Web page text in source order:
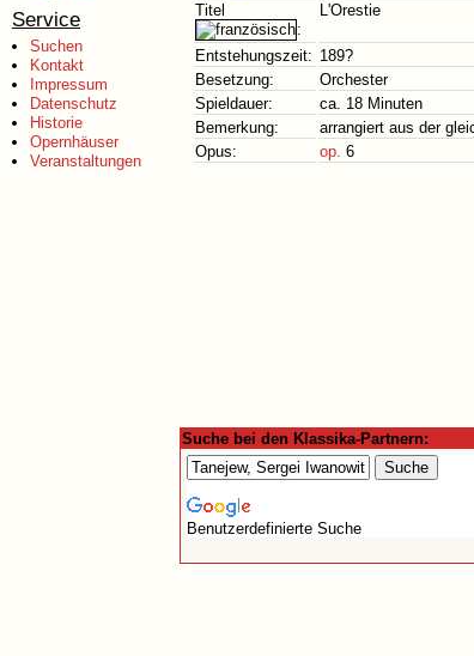
Service
Suchen
Kontakt
Impressum
Datenschutz
Historie
Opernhäuser
Veranstaltungen
Titel
:
L'Orestie
Entstehungszeit: 189?
Besetzung:
Orchester
Spieldauer:
ca. 18 Minuten
Bemerkung:
arrangiert aus der
Opus:
op. 6
Suche bei den Klassika-Partnern:
Benutzerdefinierte Suche